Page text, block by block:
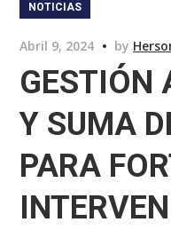
NOTICIAS
Abril 9, 2024 by
GESTIÓN
Y SUMA
PARA